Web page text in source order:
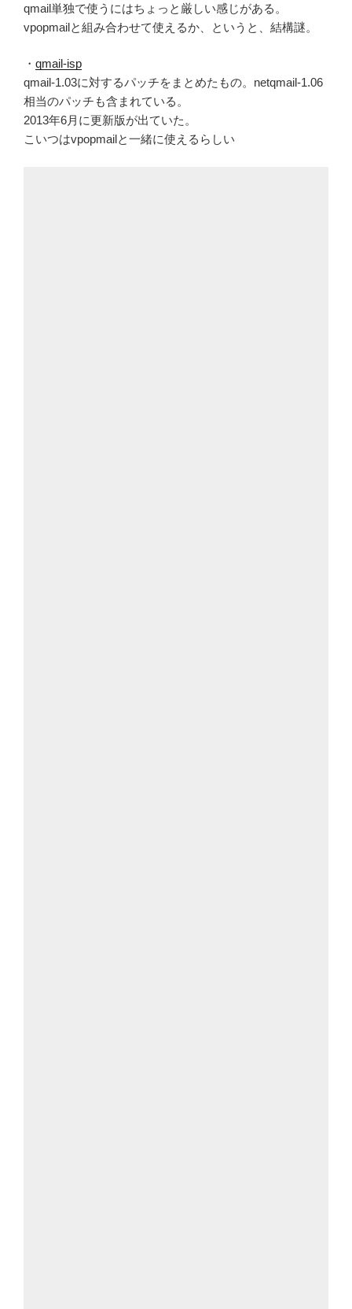
qmail単独で使うにはちょっと厳しい感じがある。
vpopmailと組み合わせて使えるか、というと、結構謎。
・ qmail-isp
qmail-1.03に対するパッチをまとめたもの。netqmail-1.06
相当のパッチも含まれている。
2013年6月に更新版が出ていた。
こいつはvpopmailと一緒に使えるらしい